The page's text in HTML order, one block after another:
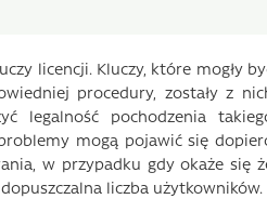
licencji. Kluczy, które mogły
procedury, zostały z
legalność pochodzenia
mogą pojawić się
w przypadku gdy okaże się
liczba użytkowników.